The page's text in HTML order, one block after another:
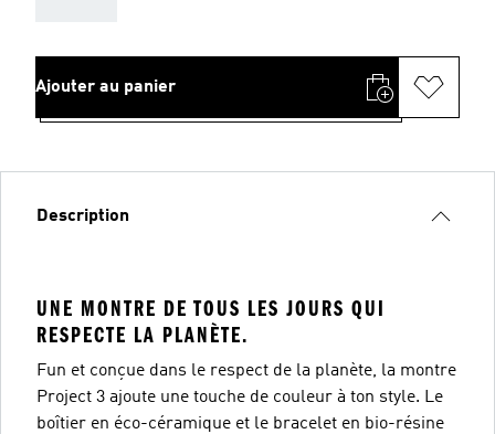
Ajouter au panier
Description
UNE MONTRE DE TOUS LES JOURS QUI
RESPECTE LA PLANÈTE.
Fun et conçue dans le respect de la planète, la montre
Project 3 ajoute une touche de couleur à ton style. Le
boîtier en éco-céramique et le bracelet en bio-résine